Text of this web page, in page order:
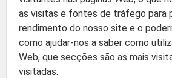
as visitas e fontes de tráfego para
rendimento do nosso site e o
como ajudar-nos a saber como
Web, que secções são as mais
visitadas.